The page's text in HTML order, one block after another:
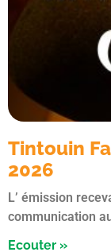
Tintouin
2026
L’ émission
communication
Ecouter »